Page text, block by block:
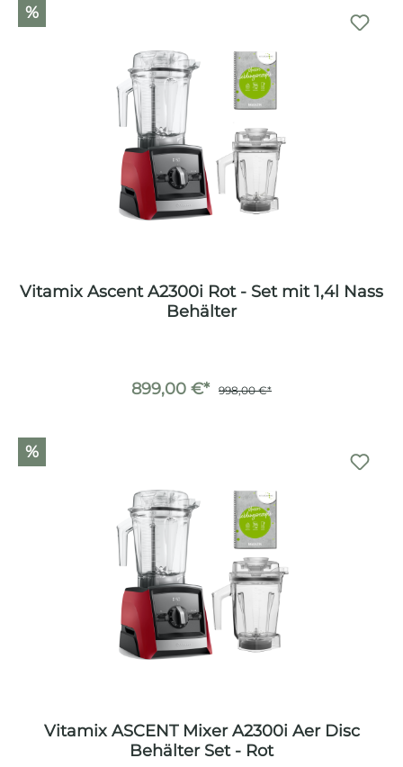
%
Vitamix Ascent A2300i Rot - Set mit 1,4l Nass
Behälter
899,00 €* 998,00 €*
%
Vitamix ASCENT Mixer A2300i Aer Disc
Behälter Set - Rot